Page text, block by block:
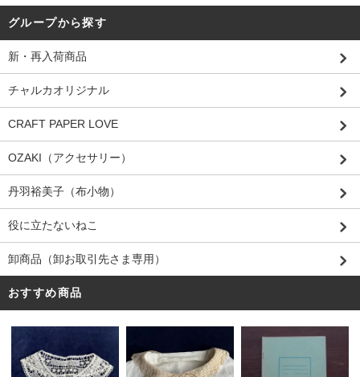
グループから探す
新・再入荷商品
チャルカオリジナル
CRAFT PAPER LOVE
OZAKI（アクセサリー）
丹羽裕美子（布小物）
役に立たないねこ
卸商品（卸お取引先さま専用）
おすすめ商品